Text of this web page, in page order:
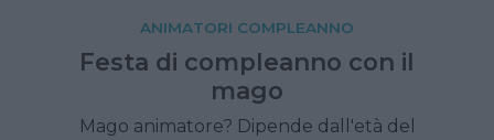
ANIMATORI COMPLEANNO
Festa di compleanno con il
mago
Mago animatore? Dipende dall'età del